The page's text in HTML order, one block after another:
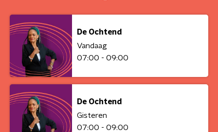
De Ochtend
Vandaag
07:00 - 09:00
De Ochtend
Gisteren
07:00 - 09:00